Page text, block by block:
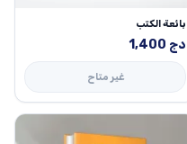
بائعة الكتب
1,400 دج
غير متاح